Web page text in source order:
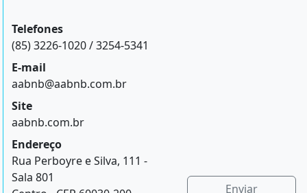
Telefones
(85) 3226-1020 / 3254-5341
E-mail
aabnb@aabnb.com.br
Site
aabnb.com.br
Endereço
Rua Perboyre e Silva, 111 -
Sala 801
Enviar